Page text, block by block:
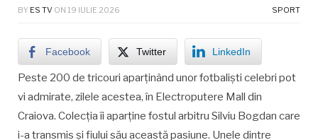
BY ES TV ON 19 IULIE 2026 SPORT
Facebook Twitter LinkedIn
Peste 200 de tricouri aparținând unor fotbaliști celebri pot
vi admirate, zilele acestea, în Electroputere Mall din
Craiova. Colecția îi aparține fostul arbitru Silviu Bogdan care
i-a transmis și fiului său această pasiune. Unele dintre